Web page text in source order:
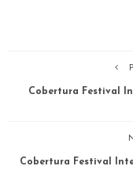
Cobertura Festival
Cobertura Festival